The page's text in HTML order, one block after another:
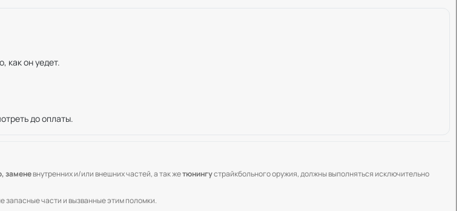
как он уедет.
до оплаты.
заменевнутренних и/или внешних частей, а так жетюнингустрайкбольного оружия, должны выполняться исключительно
запасные части и вызванные этим поломки.